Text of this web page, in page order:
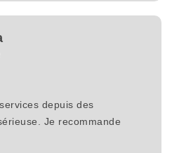
depuis des
Je recommande